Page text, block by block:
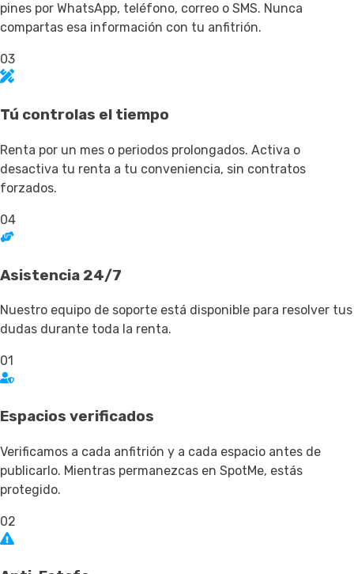
pines por WhatsApp, teléfono, correo o SMS. Nunca
compartas esa información con tu anfitrión.
03
Tú controlas el tiempo
Renta por un mes o periodos prolongados. Activa o
desactiva tu renta a tu conveniencia, sin contratos
forzados.
04
Asistencia 24/7
Nuestro equipo de soporte está disponible para resolver tus
dudas durante toda la renta.
01
Espacios verificados
Verificamos a cada anfitrión y a cada espacio antes de
publicarlo. Mientras permanezcas en SpotMe, estás
protegido.
02